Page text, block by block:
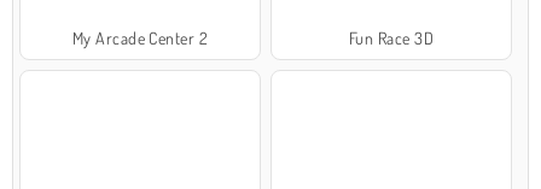
My Arcade Center 2 Fun Race 3D